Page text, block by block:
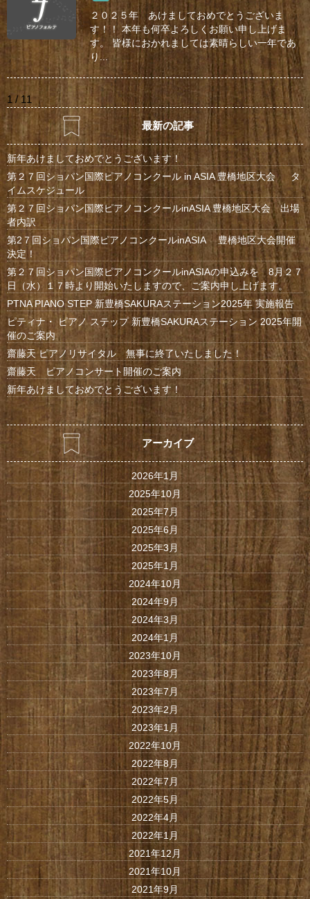
２０２５年 あけましておめでとうございま
す！！ 本年も何卒よろしくお願い申し上げま
す。 皆様におかれましては素晴らしい一年であ
り...
1 / 1 1
最新の記事
新年あけましておめでとうございます！
第２７回ショパン国際ピアノコンクール in ASIA 豊橋地区大会 タ
イムスケジュール
第２７回ショパン国際ピアノコンクールinASIA 豊橋地区大会 出場
者内訳
第2７回ショパン国際ピアノコンクールinASIA 豊橋地区大会開催
決定！
第２７回ショパン国際ピアノコンクールinASIAの申込みを 8月２７
日（水）１７時より開始いたしますので、ご案内申し上げます。
PTNA PIANO STEP 新豊橋SAKURAステーション2025年 実施報告
ピティナ・ ピアノ ステップ 新豊橋SAKURAステーション 2025年開
催のご案内
齋藤天 ピアノリサイタル 無事に終了いたしました！
齋藤天 ピアノコンサート開催のご案内
新年あけましておめでとうございます！
アーカイブ
2026年1月
2025年10月
2025年7月
2025年6月
2025年3月
2025年1月
2024年10月
2024年9月
2024年3月
2024年1月
2023年10月
2023年8月
2023年7月
2023年2月
2023年1月
2022年10月
2022年8月
2022年7月
2022年5月
2022年4月
2022年1月
2021年12月
2021年10月
2021年9月